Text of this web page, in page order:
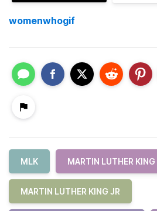
womenwhogif
MLK MARTIN LUTHER KING
MARTIN LUTHER KING JR